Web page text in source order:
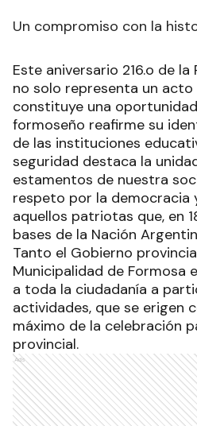
de sumarse; es muy
Un compromiso con la
Este aniversario 216.o de
no solo representa un acto
constituye una oportunidad
formoseño reafirme su
de las instituciones
seguridad destaca la
estamentos de nuestra
respeto por la democracia
aquellos patriotas que, en
bases de la Nación
Tanto el Gobierno
Municipalidad de Formosa
a toda la ciudadanía a
actividades, que se erigen
máximo de la celebración
provincial.
Ads